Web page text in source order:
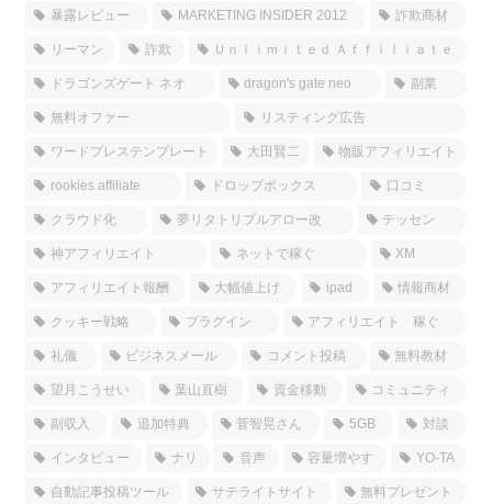
暴露レビュー MARKETING INSIDER 2012 詐欺商材
リーマン 詐欺 Ｕｎｌｉｍｉｔｅｄ Ａｆｆｉｌｉａｔｅ
ドラゴンズゲート ネオ dragon's gate neo 副業
無料オファー リスティング広告
ワードプレステンプレート 大田賢二 物販アフィリエイト
rookies affiliate ドロップボックス 口コミ
クラウド化 夢リタトリプルアロー改 テッセン
神アフィリエイト ネットで稼ぐ XM
アフィリエイト報酬 大幅値上げ ipad 情報商材
クッキー戦略 プラグイン アフィリエイト 稼ぐ
礼儀 ビジネスメール コメント投稿 無料教材
望月こうせい 葉山直樹 資金移動 コミュニティ
副収入 追加特典 菅智晃さん 5GB 対談
インタビュー ナリ 音声 容量増やす YO-TA
自動記事投稿ツール サテライトサイト 無料プレゼント